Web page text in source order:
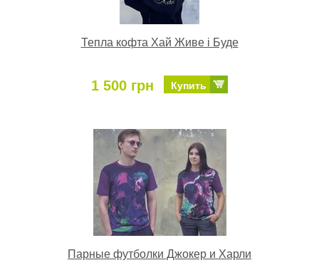
Тепла кофта Хай Живе і Буде
1 500 грн Купить
Парные футболки Джокер и Харли